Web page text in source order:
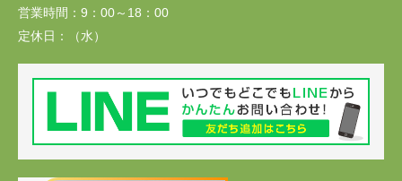
営業時間： 9：00～18：00
定休日：
（水）